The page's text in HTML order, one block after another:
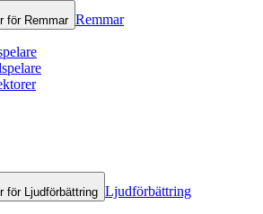
för Remmar Remmar
för Ljudförbättring Ljudförbättring